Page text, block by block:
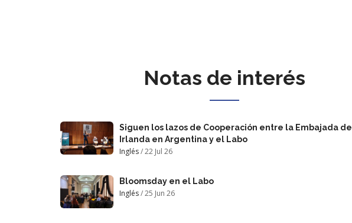
Notas de interés
Siguen los lazos de Cooperación entre la Embajada de
Irlanda en Argentina y el Labo
Inglés/22 Jul 26
Bloomsday en el Labo
Inglés/25 Jun 26